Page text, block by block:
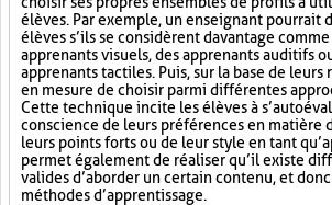
élèves. Par exemple, un enseignant pourrait
élèves s’ils se considèrent davantage
apprenants visuels, des apprenants auditifs
apprenants tactiles. Puis, sur la base de leurs
en mesure de choisir parmi différentes
Cette technique incite les élèves à
conscience de leurs préférences en matière
leurs points forts ou de leur style en tant
permet également de réaliser qu’il existe
valides d’aborder un certain contenu, et
méthodes d’apprentissage.